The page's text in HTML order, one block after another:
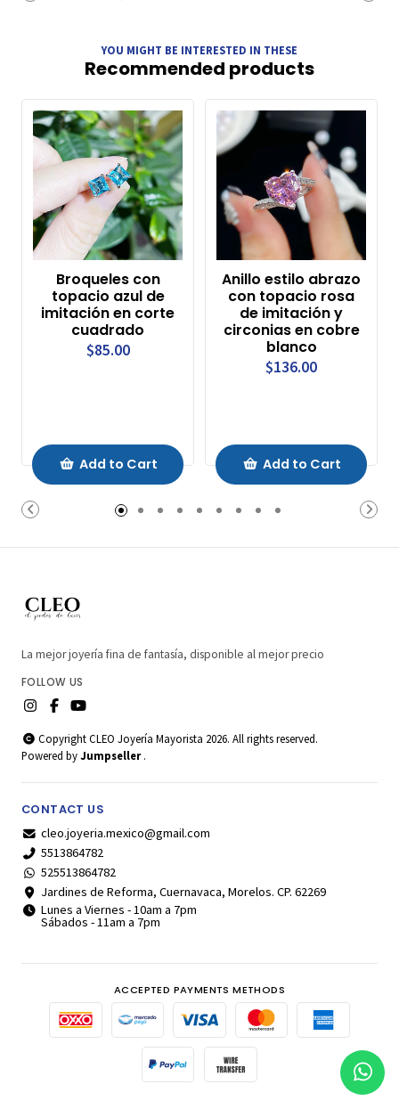
YOU MIGHT BE INTERESTED IN THESE
Recommended products
Broqueles con
topacio azul de
imitación en corte
cuadrado
$85.00
Add to Cart
Anillo estilo abrazo
con topacio rosa
de imitación y
circonias en cobre
blanco
$136.00
Add to Cart
La mejor joyería fina de fantasía, disponible al mejor precio
FOLLOW US
Copyright CLEO Joyería Mayorista 2026. All rights reserved.
Powered byJumpseller .
CONTACT US
cleo.joyeria.mexico@gmail.com
5513864782
525513864782
Jardines de Reforma, Cuernavaca, Morelos. CP. 62269
Lunes a Viernes - 10am a 7pm
Sábados - 11am a 7pm
ACCEPTED PAYMENTS METHODS